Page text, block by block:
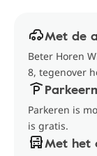
Met de
Beter Horen
8, tegenover
Parkeren is
is gratis.
Met het